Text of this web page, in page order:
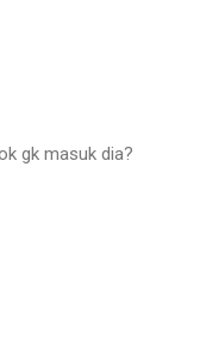
gk masuk dia?